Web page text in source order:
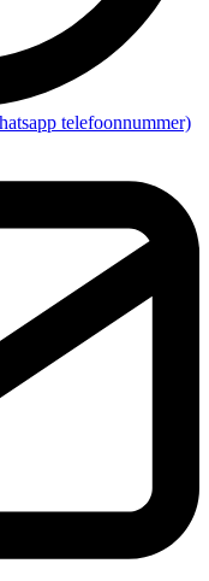
telefoonnummer)